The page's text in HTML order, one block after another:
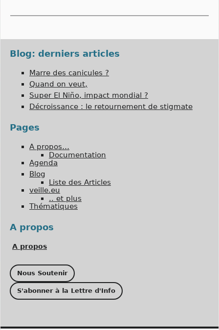
Blog: derniers articles
Marre des canicules ?
Quand on veut,
Super El Niño, impact mondial ?
Décroissance : le retournement de stigmate
Pages
A propos…
Documentation
Agenda
Blog
Liste des Articles
veille.eu
.. et plus
Thématiques
A propos
A propos
Nous Soutenir
S'abonner à la Lettre d'Info